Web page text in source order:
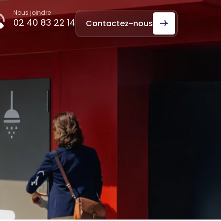
Nous joindre
02 40 83 22 14 Contactez-nous